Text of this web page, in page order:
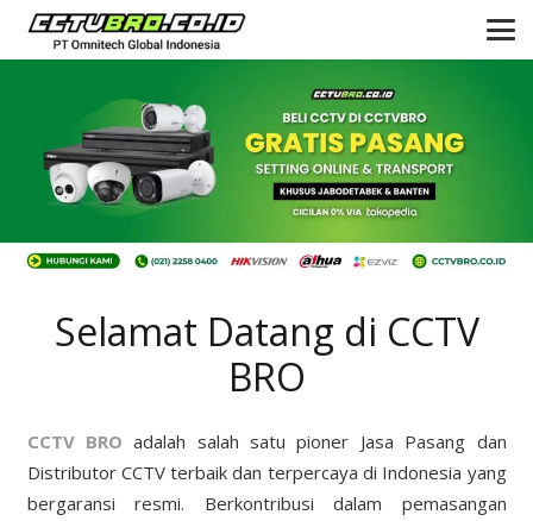
Selamat Datang di CCTV
BRO
CCTV BRO adalah salah satu pioner Jasa Pasang dan
Distributor CCTV terbaik dan terpercaya di Indonesia yang
bergaransi resmi. Berkontribusi dalam pemasangan